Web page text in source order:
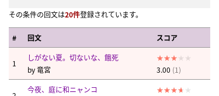
その条件の回文は20件登録されています。
# 回文 スコア
1
しがない夏。切ないな、餓死
by竜宮 3.00 (1)
今夜、庭に和ニャンコ